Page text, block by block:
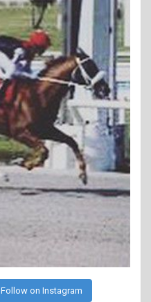
Follow on Instagram